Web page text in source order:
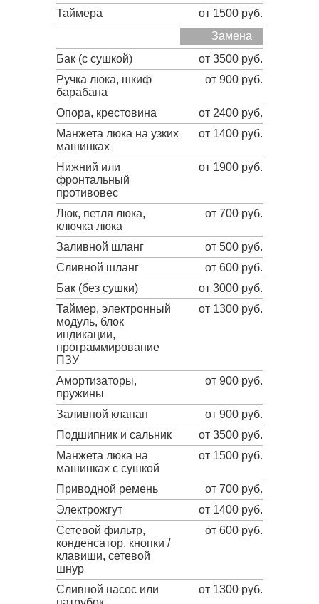
Таймера
от 1500 руб.
Замена
Бак (с сушкой)
от 3500 руб.
Ручка люка, шкиф
барабана
от 900 руб.
Опора, крестовина
от 2400 руб.
Манжета люка на узких
машинках
от 1400 руб.
Нижний или
фронтальный
противовес
от 1900 руб.
Люк, петля люка,
ключка люка
от 700 руб.
Заливной шланг
от 500 руб.
Сливной шланг
от 600 руб.
Бак (без сушки)
от 3000 руб.
Таймер, электронный
модуль, блок
индикации,
программирование
ПЗУ
от 1300 руб.
Амортизаторы,
пружины
от 900 руб.
Заливной клапан
от 900 руб.
Подшипник и сальник
от 3500 руб.
Манжета люка на
машинках с сушкой
от 1500 руб.
Приводной ремень
от 700 руб.
Электрожгут
от 1400 руб.
Сетевой фильтр,
конденсатор, кнопки /
клавиши, сетевой
шнур
от 600 руб.
Сливной насос или
от 1300 руб.